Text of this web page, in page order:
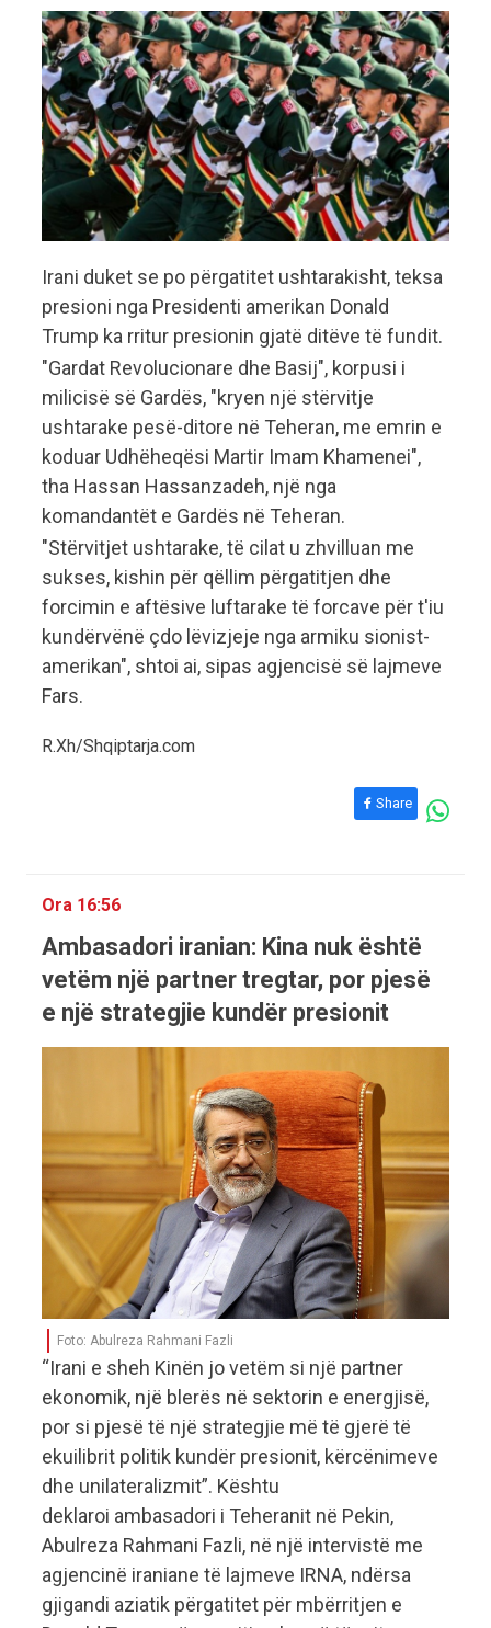
Irani duket se po përgatitet ushtarakisht, teksa
presioni nga Presidenti amerikan Donald
Trump ka rritur presionin gjatë ditëve të fundit.
"Gardat Revolucionare dhe Basij", korpusi i
milicisë së Gardës, "kryen një stërvitje
ushtarake pesë-ditore në Teheran, me emrin e
koduar Udhëheqësi Martir Imam Khamenei",
tha Hassan Hassanzadeh, një nga
komandantët e Gardës në Teheran.
"Stërvitjet ushtarake, të cilat u zhvilluan me
sukses, kishin për qëllim përgatitjen dhe
forcimin e aftësive luftarake të forcave për t'iu
kundërvënë çdo lëvizjeje nga armiku sionist-
amerikan", shtoi ai, sipas agjencisë së lajmeve
Fars.
R.Xh/Shqiptarja.com
Share
Ora 16:56
Ambasadori iranian: Kina nuk është
vetëm një partner tregtar, por pjesë
e një strategjie kundër presionit
Foto: Abulreza Rahmani Fazli
“Irani e sheh Kinën jo vetëm si një partner
ekonomik, një blerës në sektorin e energjisë,
por si pjesë të një strategjie më të gjerë të
ekuilibrit politik kundër presionit, kërcënimeve
dhe unilateralizmit”. Kështu
deklaroi ambasadori i Teheranit në Pekin,
Abulreza Rahmani Fazli, në një intervistë me
agjencinë iraniane të lajmeve IRNA, ndërsa
gjigandi aziatik përgatitet për mbërritjen e